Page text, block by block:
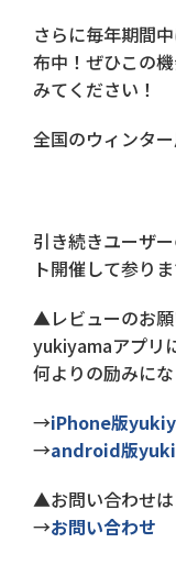
さらに毎年期間
布中！ぜひこの
みてください！
全国のウィンタ
引き続きユーザ
ト開催して参り
▲レビューのお
yukiyamaアプリ
何よりの励みにな
→iPhone版
→android版
▲お問い合わせは
→お問い合わせ